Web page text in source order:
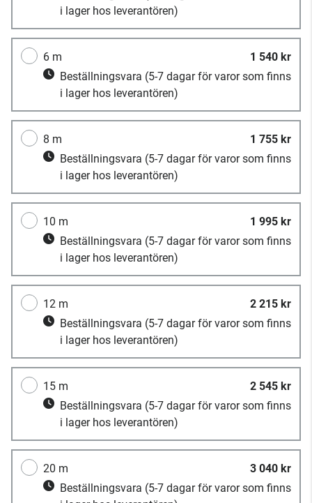
i lager hos leverantören)
6 m
1 540 kr
Beställningsvara (5-7 dagar för varor som finns
i lager hos leverantören)
8 m
1 755 kr
Beställningsvara (5-7 dagar för varor som finns
i lager hos leverantören)
10 m
1 995 kr
Beställningsvara (5-7 dagar för varor som finns
i lager hos leverantören)
12 m
2 215 kr
Beställningsvara (5-7 dagar för varor som finns
i lager hos leverantören)
15 m
2 545 kr
Beställningsvara (5-7 dagar för varor som finns
i lager hos leverantören)
20 m
3 040 kr
Beställningsvara (5-7 dagar för varor som finns